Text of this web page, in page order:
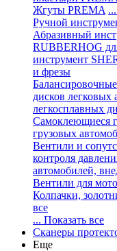
Жгуты PREMA
Ручной
Абразивный
RUBBERHOG
инструмент
и фрезы
дисков легковых
легкосплавных
Самоклеющиеся
грузовых
Вентили и
контроля
автомобилей,
Вентили для
Колпачки,
все
... Показать все
Сканеры
Еще